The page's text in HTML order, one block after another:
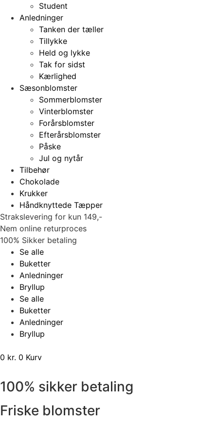
Student
Anledninger
Tanken der tæller
Tillykke
Held og lykke
Tak for sidst
Kærlighed
Sæsonblomster
Sommerblomster
Vinterblomster
Forårsblomster
Efterårsblomster
Påske
Jul og nytår
Tilbehør
Chokolade
Krukker
Håndknyttede Tæpper
Strakslevering for kun 149,-
Nem online returproces
100% Sikker betaling
Se alle
Buketter
Anledninger
Bryllup
Se alle
Buketter
Anledninger
Bryllup
0 kr. 0 Kurv
100% sikker betaling
Friske blomster